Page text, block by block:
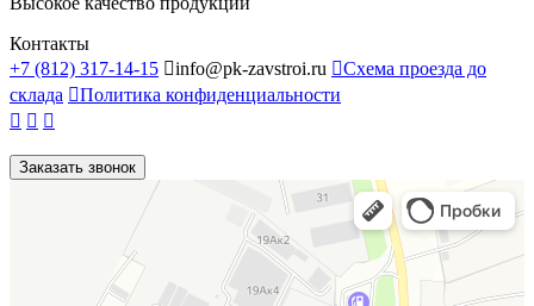
Контакты
+7 (812) 317-14-15 info@pk-zavstroi.ru Схема проезда до
склада Политика конфиденциальности
  
Заказать звонок